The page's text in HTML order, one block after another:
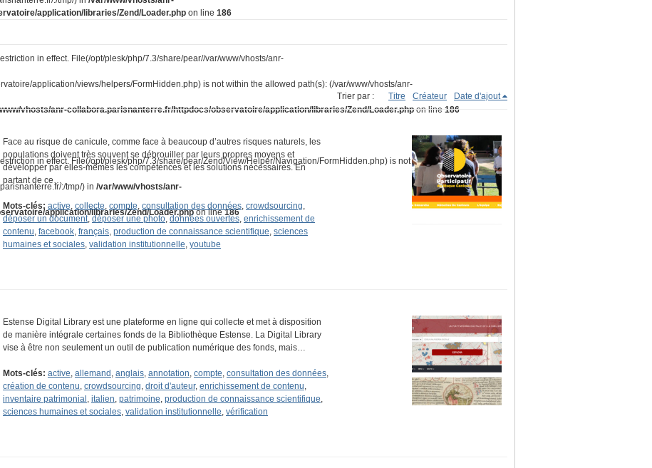
application/libraries/Zend/Loader.php on line 186
in effect. File(/opt/plesk/php/7.3/share/pear//var/www/vhosts/anr-
application/views/helpers/FormHidden.php) is not within the allowed path(s): (/var/www/vhosts/anr-
vhosts/anr-collabora.parisnanterre.fr/httpdocs/observatoire/application/libraries/Zend/Loader.php on line 186
in effect. File(/opt/plesk/php/7.3/share/pear/Zend/View/Helper/Navigation/FormHidden.php) is not within the allowed
:/tmp/) in /var/www/vhosts/anr-
application/libraries/Zend/Loader.phpon line186
Trier par : Titre Créateur Date d'ajout
Face au risque de canicule, comme face à beaucoup d’autres risques naturels, les
populations doivent très souvent se débrouiller par leurs propres moyens et
développer par elles-mêmes les compétences et les solutions nécessaires. En
partant de ce…
Mots-clés: active, collecte, compte, consultation des données, crowdsourcing,
déposer un document, déposer une photo, données ouvertes, enrichissement de
contenu, facebook, français, production de connaissance scientifique, sciences
humaines et sociales, validation institutionnelle, youtube
Estense Digital Library est une plateforme en ligne qui collecte et met à disposition
de manière intégrale certaines fonds de la Bibliothèque Estense. La Digital Library
vise à être non seulement un outil de publication numérique des fonds, mais…
Mots-clés: active, allemand , anglais, annotation, compte, consultation des données,
création de contenu, crowdsourcing, droit d'auteur, enrichissement de contenu,
inventaire patrimonial , italien, patrimoine, production de connaissance scientifique,
sciences humaines et sociales, validation institutionnelle, vérification